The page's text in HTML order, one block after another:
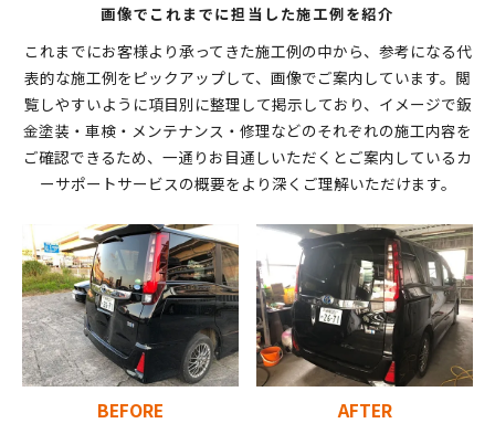
画像でこれまでに担当した施工例を紹介
これまでにお客様より承ってきた施工例の中から、参考になる代
表的な施工例をピックアップして、画像でご案内しています。閲
覧しやすいように項目別に整理して掲示しており、イメージで鈑
金塗装・車検・メンテナンス・修理などのそれぞれの施工内容を
ご確認できるため、一通りお目通しいただくとご案内しているカ
ーサポートサービスの概要をより深くご理解いただけます。
BEFORE AFTER